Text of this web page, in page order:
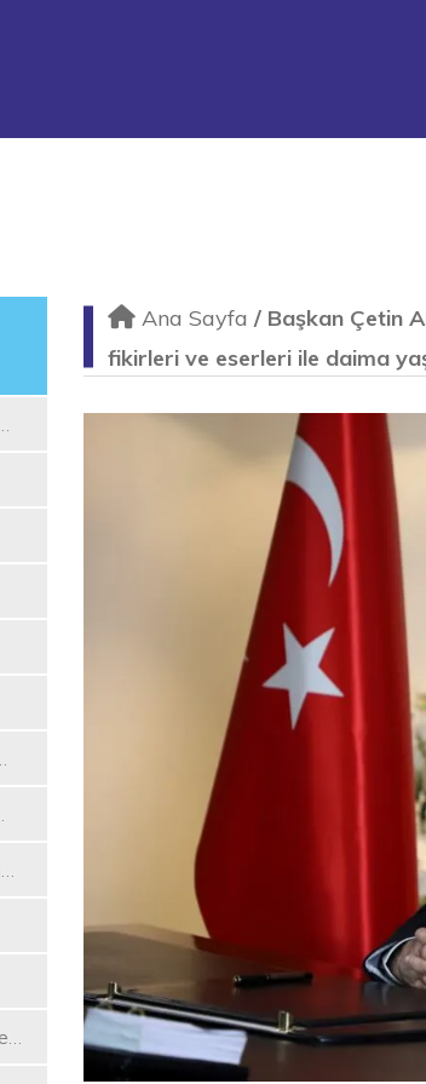
Ana Sayfa / Başkan Çetin
fikirleri ve eserleri ile daima